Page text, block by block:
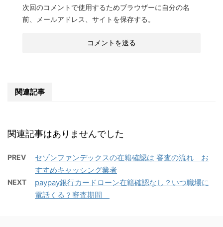
次回のコメントで使用するためブラウザーに自分の名
前、メールアドレス、サイトを保存する。
関連記事
関連記事はありませんでした
PREV
セゾンファンデックスの在籍確認は 審査の流れ お
すすめキャッシング業者
NEXT
paypay銀行カードローン在籍確認なし？いつ職場に
電話くる？審査期間